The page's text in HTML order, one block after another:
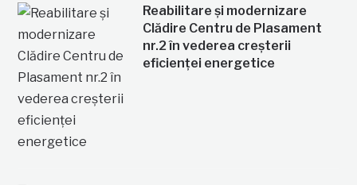
Reabilitare și modernizare
Clădire Centru de Plasament
nr.2 în vederea creșterii
eficienței energetice